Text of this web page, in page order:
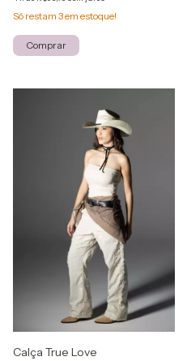
Só restam 3em estoque!
Comprar
Calça True Love